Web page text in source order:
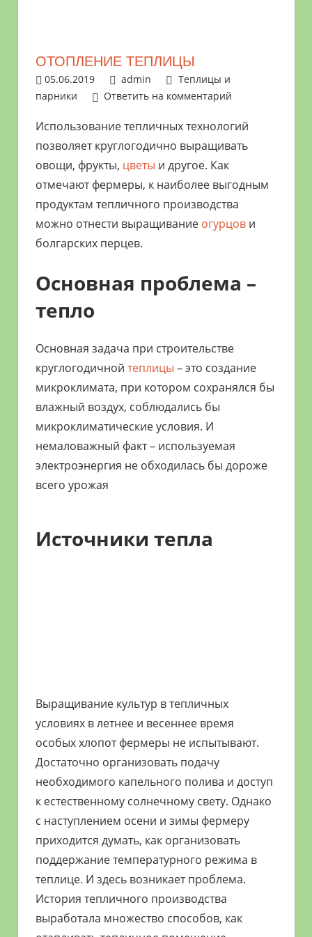
Поможем
обустройстве
дачного
выращивании
богатого
урожая.
ОТОПЛЕНИЕ ТЕПЛИЦЫ
05.06.2019 admin
Теплицы и
парники
Ответить на комментарий
Использование тепличных технологий
позволяет круглогодично выращивать
овощи, фрукты, цветы и другое. Как
отмечают фермеры, к наиболее выгодным
продуктам тепличного производства
можно отнести выращивание огурцов и
болгарских перцев.
Основная проблема –
тепло
Основная задача при строительстве
круглогодичной теплицы – это создание
микроклимата, при котором сохранялся бы
влажный воздух, соблюдались бы
микроклиматические условия. И
немаловажный факт – используемая
электроэнергия не обходилась бы дороже
всего урожая
Источники тепла
Выращивание культур в тепличных
условиях в летнее и весеннее время
особых хлопот фермеры не испытывают.
Достаточно организовать подачу
необходимого капельного полива и доступ
к естественному солнечному свету. Однако
с наступлением осени и зимы фермеру
приходится думать, как организовать
поддержание температурного режима в
теплице. И здесь возникает проблема.
История тепличного производства
выработала множество способов, как